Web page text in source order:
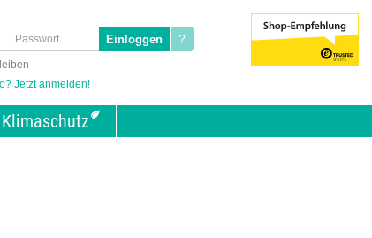
?
Jetzt anmelden!
Klimaschutz